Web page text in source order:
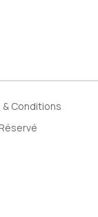
& Conditions